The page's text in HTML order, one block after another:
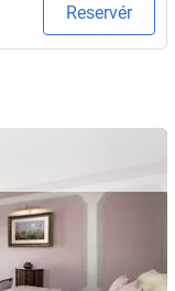
Reservér